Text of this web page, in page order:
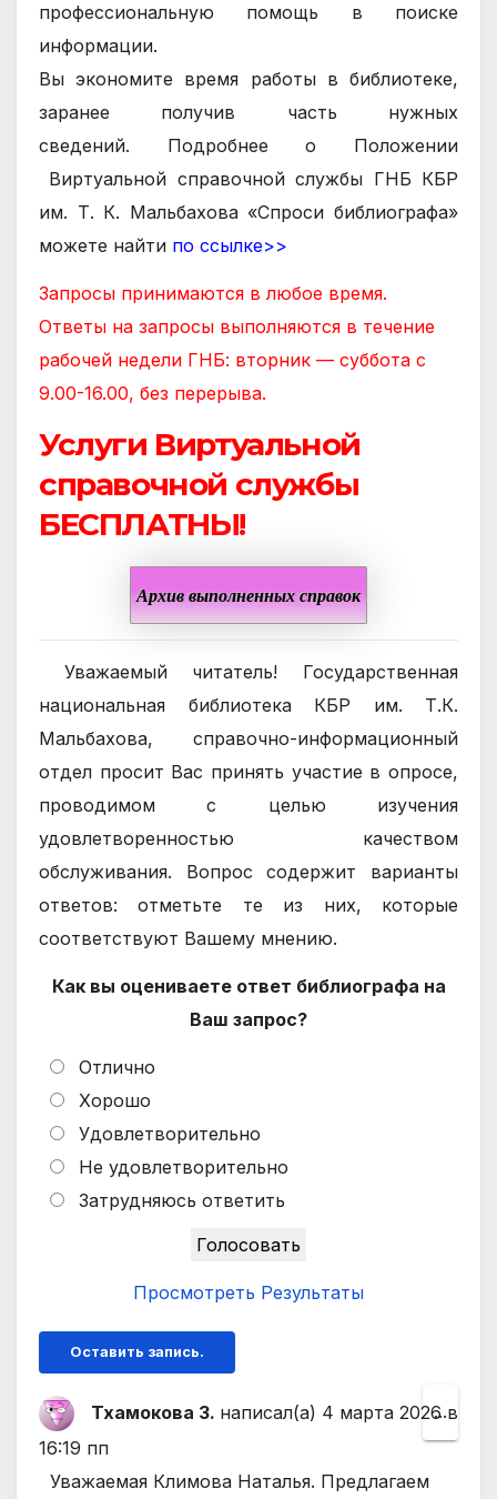
профессиональную помощь в поиске
информации.
Вы экономите время работы в библиотеке,
заранее получив часть нужных
сведений. Подробнее о Положении
Виртуальной справочной службы ГНБ КБР
им. Т. К. Мальбахова «Спроси библиографа»
можете найти по ссылке>>
Запросы принимаются в любое время.
Ответы на запросы выполняются в течение
рабочей недели ГНБ: вторник — суббота с
9.00-16.00, без перерыва.
Услуги Виртуальной
справочной службы
БЕСПЛАТНЫ!
Архив выполненных справок
Уважаемый читатель! Государственная
национальная библиотека КБР им. Т.К.
Мальбахова, справочно-информационный
отдел просит Вас принять участие в опросе,
проводимом с целью изучения
удовлетворенностью качеством
обслуживания. Вопрос содержит варианты
ответов: отметьте те из них, которые
соответствуют Вашему мнению.
Как вы оцениваете ответ библиографа на
Ваш запрос?
Отлично
Хорошо
Удовлетворительно
Не удовлетворительно
Затрудняюсь ответить
Просмотреть Результаты
Тхамокова З. написал(а) 4 марта 2026 в
16:19 пп
Уважаемая Климова Наталья. Предлагаем
...
этот